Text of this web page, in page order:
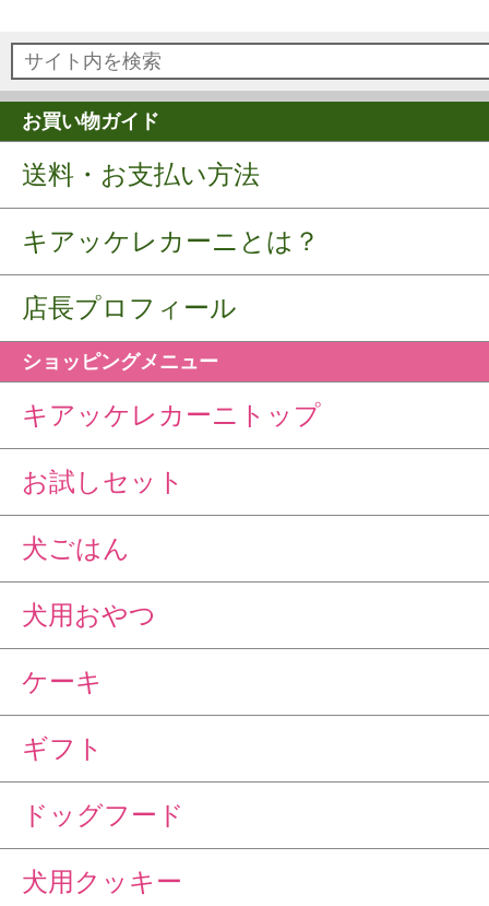
お買い物ガイド
送料・お支払い方法
キアッケレカーニとは？
店長プロフィール
ショッピングメニュー
キアッケレカーニトップ
お試しセット
犬ごはん
犬用おやつ
ケーキ
ギフト
ドッグフード
犬用クッキー